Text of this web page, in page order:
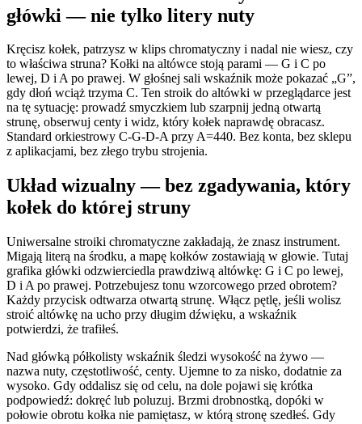
główki — nie tylko litery nuty
Kręcisz kołek, patrzysz w klips chromatyczny i nadal nie wiesz, czy
to właściwa struna? Kołki na altówce stoją parami — G i C po
lewej, D i A po prawej. W głośnej sali wskaźnik może pokazać „G”,
gdy dłoń wciąż trzyma C. Ten stroik do altówki w przeglądarce jest
na tę sytuację: prowadź smyczkiem lub szarpnij jedną otwartą
strunę, obserwuj centy i widz, który kołek naprawdę obracasz.
Standard orkiestrowy C-G-D-A przy A=440. Bez konta, bez sklepu
z aplikacjami, bez złego trybu strojenia.
Układ wizualny — bez zgadywania, który
kołek do której struny
Uniwersalne stroiki chromatyczne zakładają, że znasz instrument.
Migają literą na środku, a mapę kołków zostawiają w głowie. Tutaj
grafika główki odzwierciedla prawdziwą altówkę: G i C po lewej,
D i A po prawej. Potrzebujesz tonu wzorcowego przed obrotem?
Każdy przycisk odtwarza otwartą strunę. Włącz pętlę, jeśli wolisz
stroić altówkę na ucho przy długim dźwięku, a wskaźnik
potwierdzi, że trafiłeś.
Nad główką półkolisty wskaźnik śledzi wysokość na żywo —
nazwa nuty, częstotliwość, centy. Ujemne to za nisko, dodatnie za
wysoko. Gdy oddalisz się od celu, na dole pojawi się krótka
podpowiedź: dokręć lub poluzuj. Brzmi drobnostką, dopóki w
połowie obrotu kołka nie pamiętasz, w którą stronę szedłeś. Gdy